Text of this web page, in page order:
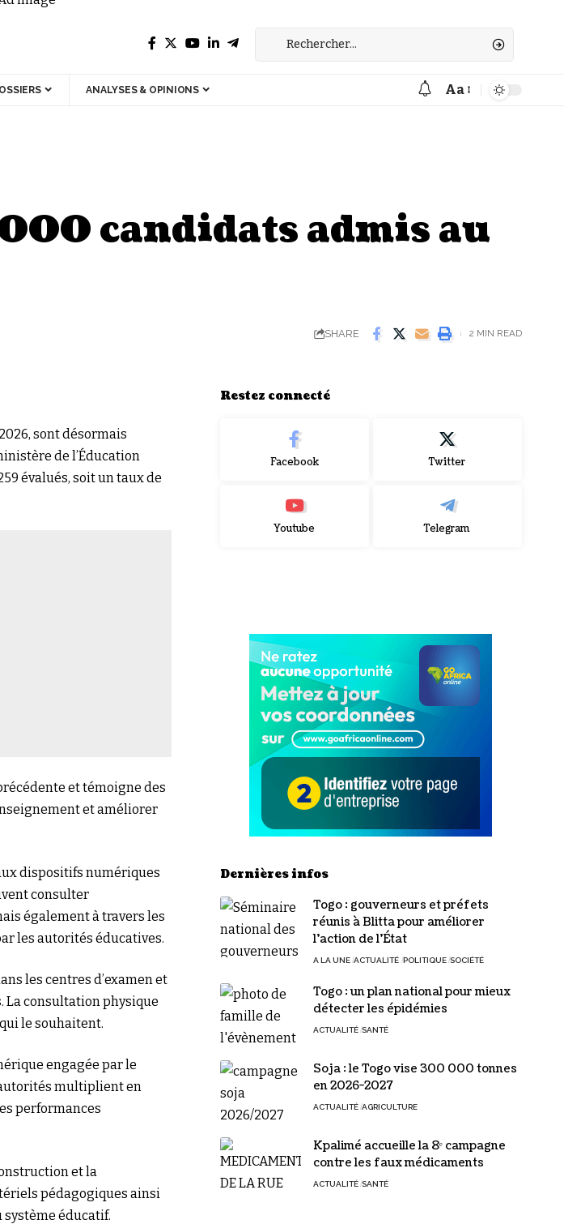
ANALYSES & OPINIONS Aa
candidats admis au
SHARE 2 MIN READ
sont désormais
de l’Éducation
évalués, soit un taux de
et témoigne des
et améliorer
dispositifs numériques
consulter
également à travers les
les autorités éducatives.
les centres d’examen et
La consultation physique
le souhaitent.
engagée par le
multiplient en
performances
et la
pédagogiques ainsi
éducatif.
Restez connecté
Facebook Twitter
Youtube Telegram
Dernières infos
Togo : gouverneurs et préfets
réunis à Blitta pour améliorer
l’action de l’État
A LA UNE ACTUALITÉ POLITIQUE SOCIÉTÉ
Togo : un plan national pour mieux
détecter les épidémies
ACTUALITÉ SANTÉ
Soja : le Togo vise 300 000 tonnes
en 2026-2027
ACTUALITÉ AGRICULTURE
Kpalimé accueille la 8ᵉ campagne
contre les faux médicaments
ACTUALITÉ SANTÉ